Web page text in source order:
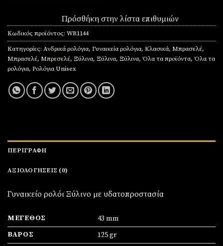
Πρόσθήκη στην λίστα επιθυμιών
Κωδικός προϊόντος: WR1144
Κατηγορίες: Ανδρικά ρολόγια, Γυναικεία ρολόγια, Κλασικά, Μπρασελέ,
Μπρασελέ, Μπρεσελέ, Ξύλινα, Ξύλινα, Ξύλινα, Όλα τα προϊόντα, Όλα τα
ρολόγια, Ρολόγια Unisex
ΠΕΡΙΓΡΑΦΉ
ΑΞΙΟΛΟΓΉΣΕΙΣ (0)
Γυναικείο ρολόι Ξύλινο με υδατοπροστασία
ΜΈΓΕΘΟΣ
43 mm
ΒΆΡΟΣ
125 gr